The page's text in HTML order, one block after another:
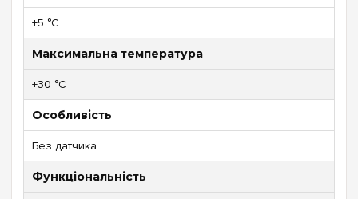
+5 °C
Максимальна температура
+30 °C
Особливість
Без датчика
Функціональність